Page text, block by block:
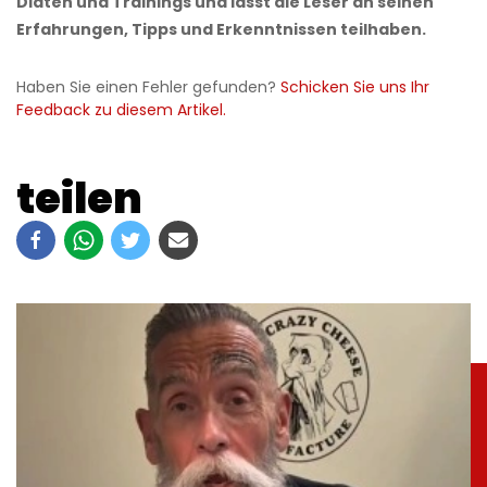
Erfahrungen, Tipps und Erkenntnissen teilhaben.
Haben Sie einen Fehler gefunden? Schicken Sie uns Ihr
Feedback zu diesem Artikel.
teilen